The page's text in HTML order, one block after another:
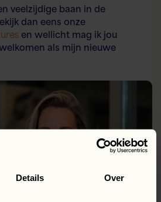
Details Over
veelzijdige baan in de
dan eens onze
en wellicht mag ik jou
als mijn nieuwe